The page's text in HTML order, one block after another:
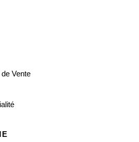
Vente